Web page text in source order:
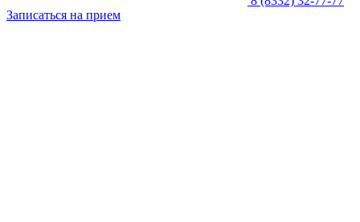
Записаться на прием